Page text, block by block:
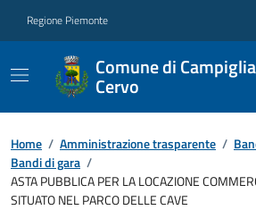
Regione Piemonte
Comune di Campiglia
Cervo
Home / Amministrazione trasparente /
Bandi di gara /
ASTA PUBBLICA PER LA LOCAZIONE
SITUATO NEL PARCO DELLE CAVE